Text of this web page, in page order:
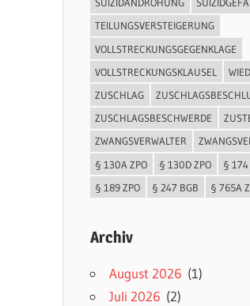
SUIZIDANDROHUNG
TEILUNGSVERSTEIGERUNG
VOLLSTRECKUNGSGEGENKLAGE
VOLLSTRECKUNGSKLAUSEL
ZUSCHLAG
ZUSCHLAGSBESCHWERDE
ZWANGSVERWALTER
§ 130A ZPO
§ 130D ZPO § 174
§ 189 ZPO
§ 247 BGB § 765A
Archiv
August 2026 (1)
Juli 2026 (2)